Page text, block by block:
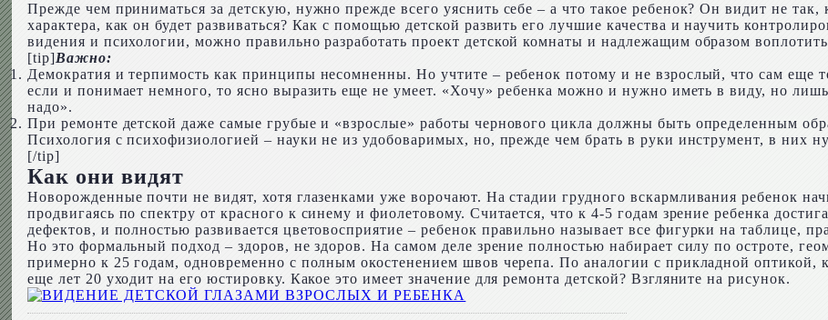
Прежде чем приниматься за детскую, нужно прежде всего уяснить себе – а что такое ребенок? Он видит не так,
характера, как он будет развиваться? Как с помощью детской развить его лучшие качества и научить
видения и психологии, можно правильно разработать проект детской комнаты и надлежащим образом
[tip]Важно:
Демократия и терпимость как принципы несомненны. Но учтите – ребенок потому и не взрослый, что сам еще
если и понимает немного, то ясно выразить еще не умеет. «Хочу» ребенка можно и нужно иметь в виду, но лишь
надо».
При ремонте детской даже самые грубые и «взрослые» работы чернового цикла должны быть определенным
Психология с психофизиологией – науки не из удобоваримых, но, прежде чем брать в руки инструмент, в них
[/tip]
Как они видят
Новорожденные почти не видят, хотя глазенками уже ворочают. На стадии грудного вскармливания ребенок
продвигаясь по спектру от красного к синему и фиолетовому. Считается, что к 4-5 годам зрение ребенка
дефектов, и полностью развивается цветовосприятие – ребенок правильно называет все фигурки на таблице,
Но это формальный подход – здоров, не здоров. На самом деле зрение полностью набирает силу по остроте,
примерно к 25 годам, одновременно с полным окостенением швов черепа. По аналогии с прикладной оптикой,
еще лет 20 уходит на его юстировку. Какое это имеет значение для ремонта детской? Взгляните на рисунок.